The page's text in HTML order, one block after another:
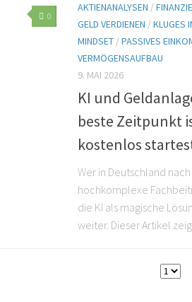
0
AKTIENANALYSEN /
GELD VERDIENEN /KLUGES
MINDSET /PASSIVES
VERMÖGENSAUFBAU
9. MAI 2026
KI und
beste Zeitpunkt
kostenlos
Wer in Deutschland
hochkomplexe
die KI als magische
weiter. Dieser Artikel